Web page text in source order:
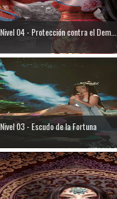
Nivel 04 - Protección contra el Dem...
Nivel 03 - Escudo de la Fortuna